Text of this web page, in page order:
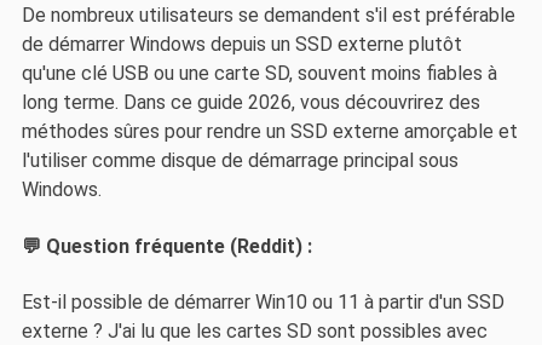
De nombreux utilisateurs se demandent s'il est préférable
de démarrer Windows depuis un SSD externe plutôt
qu'une clé USB ou une carte SD, souvent moins fiables à
long terme. Dans ce guide 2026, vous découvrirez des
méthodes sûres pour rendre un SSD externe amorçable et
l'utiliser comme disque de démarrage principal sous
Windows.
💬 Question fréquente (Reddit) :
Est-il possible de démarrer Win10 ou 11 à partir d'un SSD
externe ? J'ai lu que les cartes SD sont possibles avec